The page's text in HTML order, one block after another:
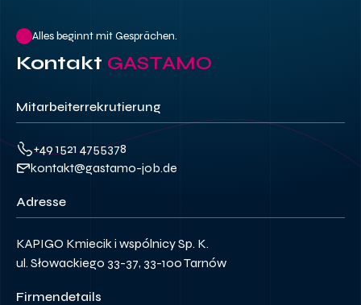
Alles beginnt mit Gesprächen.
Kontakt GASTAMO
Mitarbeiterrekrutierung
+49 1521 4755378
kontakt@gastamo-job.de
Adresse
KAPIGO Kmiecik i wspólnicy Sp. K.
ul. Słowackiego 33-37, 33-100 Tarnów
Firmendetails